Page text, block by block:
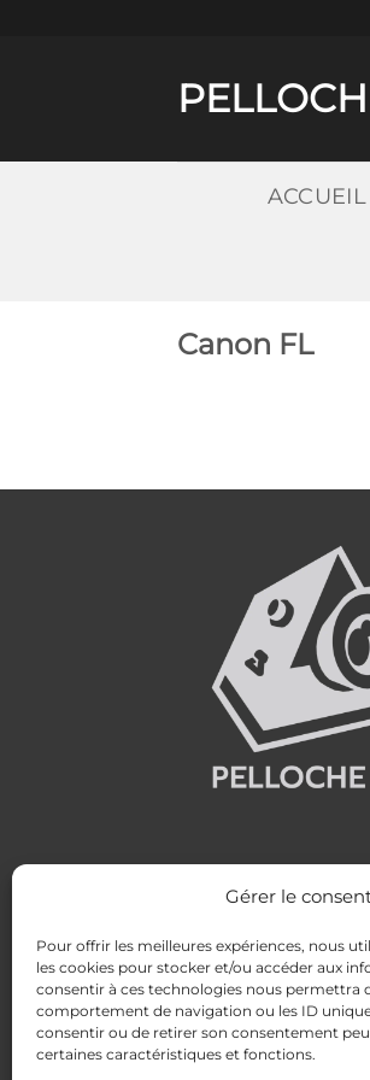
Gérer le
Pour offrir les meilleures expériences, nous
les cookies pour stocker et/ou accéder aux
consentir à ces technologies nous permettra
comportement de navigation ou les ID
consentir ou de retirer son consentement
certaines caractéristiques et fonctions.
ACCUEIL
Canon FL
MENTIONS